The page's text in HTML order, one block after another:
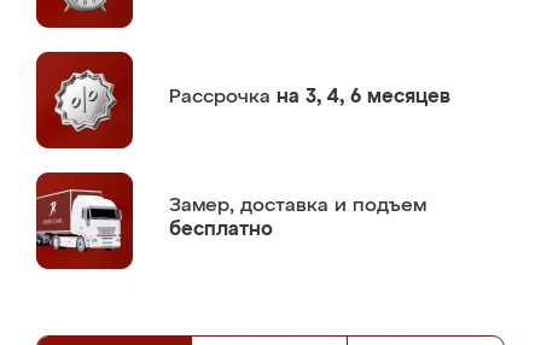
Рассрочка на 3, 4, 6 месяцев
Замер, доставка и подъем
бесплатно